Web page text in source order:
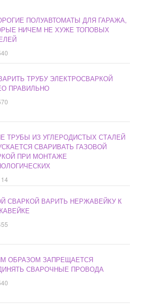
ПОЛУАВТОМАТЫ ДЛЯ ГАРАЖА,
НИЧЕМ НЕ ХУЖЕ ТОПОВЫХ
ТРУБУ ЭЛЕКТРОСВАРКОЙ
ПРАВИЛЬНО
ТРУБЫ ИЗ УГЛЕРОДИСТЫХ СТАЛЕЙ
СВАРИВАТЬ ГАЗОВОЙ
ПРИ МОНТАЖЕ
СВАРКОЙ ВАРИТЬ НЕРЖАВЕЙКУ К
ОБРАЗОМ ЗАПРЕЩАЕТСЯ
СВАРОЧНЫЕ ПРОВОДА